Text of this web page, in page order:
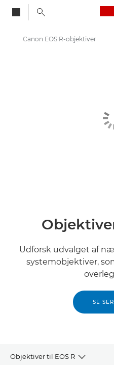
Canon EOS R-objektiver
Udforsk udvalget af
systemobjektiver,
SE
Objektiver til EOS R